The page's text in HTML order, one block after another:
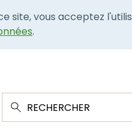
site, vous acceptez
.